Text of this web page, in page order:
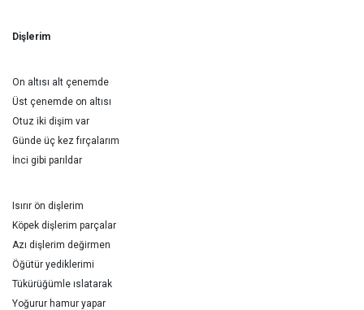
Dişlerim
On altısı alt çenemde
Üst çenemde on altısı
Otuz iki dişim var
Günde üç kez fırçalarım
İnci gibi parıldar
Isırır ön dişlerim
Köpek dişlerim parçalar
Azı dişlerim değirmen
Öğütür yediklerimi
Tükürüğümle ıslatarak
Yoğurur hamur yapar